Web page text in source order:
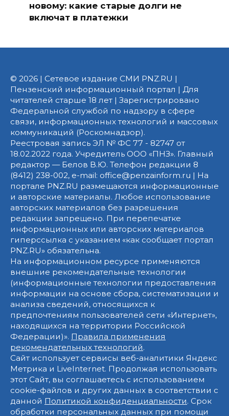
новому: какие старые долги не
включат в платежки
© 2026 | Сетевое издание СМИ PNZ.RU |
Пензенский информационный портал | Для
читателей старше 18 лет | Зарегистрировано
Федеральной службой по надзору в сфере
связи, информационных технологий и массовых
коммуникаций (Роскомнадзор).
Реестровая запись ЭЛ № ФС 77 - 82747 от
18.02.2022 года. Учредитель ООО «ПНЗ». Главный
редактор — Белов В.Ю. Телефон редакции 8
(8412) 238-002, e-mail: office@penzainform.ru | На
портале PNZ.RU размещаются информационные
и авторские материалы. Любое использование
авторских материалов без разрешения
редакции запрещено. При перепечатке
информационных или авторских материалов
гиперссылка с указанием «как сообщает портал
PNZ.RU» обязательна.
На информационном ресурсе применяются
внешние рекомендательные технологии
(информационные технологии предоставления
информации на основе сбора, систематизации и
анализа сведений, относящихся к
предпочтениям пользователей сети «Интернет»,
находящихся на территории Российской
Федерации)». Правила применения
рекомендательных технологий.
Сайт использует сервисы веб-аналитики Яндекс
Метрика и LiveInternet. Продолжая использовать
этот Сайт, вы соглашаетесь с использованием
cookie-файлов и других данных в соответствии с
данной Политикой конфиденциальности. Срок
обработки персональных данных при помощи